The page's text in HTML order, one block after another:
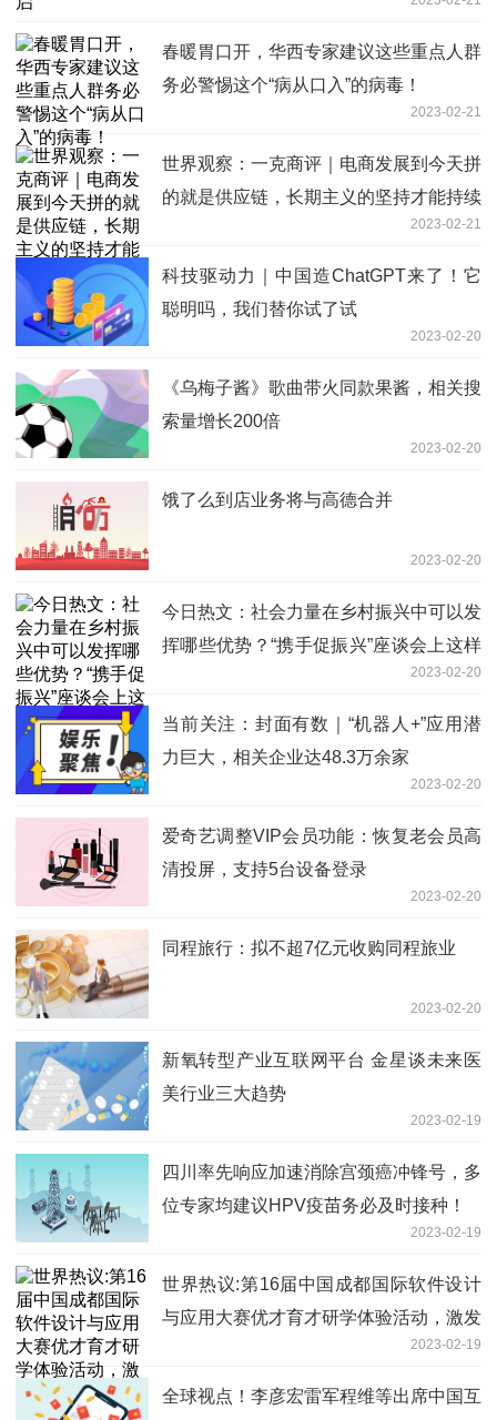
春暖胃口开，华西专家建议这些重点人群
务必警惕这个“病从口入”的病毒！
2023-02-21
世界观察：一克商评｜电商发展到今天拼
的就是供应链，长期主义的坚持才能持续
2023-02-21
科技驱动力｜中国造ChatGPT来了！它
聪明吗，我们替你试了试
2023-02-20
《乌梅子酱》歌曲带火同款果酱，相关搜
索量增长200倍
2023-02-20
饿了么到店业务将与高德合并
2023-02-20
今日热文：社会力量在乡村振兴中可以发
挥哪些优势？“携手促振兴”座谈会上这样
2023-02-20
当前关注：封面有数｜“机器人+”应用潜
力巨大，相关企业达48.3万余家
2023-02-20
爱奇艺调整VIP会员功能：恢复老会员高
清投屏，支持5台设备登录
2023-02-20
同程旅行：拟不超7亿元收购同程旅业
2023-02-20
新氧转型产业互联网平台 金星谈未来医
美行业三大趋势
2023-02-19
四川率先响应加速消除宫颈癌冲锋号，多
位专家均建议HPV疫苗务必及时接种！
2023-02-19
世界热议:第16届中国成都国际软件设计
与应用大赛优才育才研学体验活动，激发
2023-02-19
全球视点！李彦宏雷军程维等出席中国互